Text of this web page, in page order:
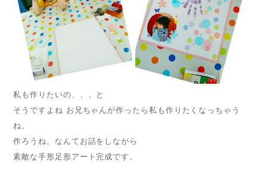
私も作りたいの、、、と
そうですよね お兄ちゃんが作ったら私も作りたくなっちゃう
ね。
作ろうね。なんてお話をしながら
素敵な手形足形アート完成です。